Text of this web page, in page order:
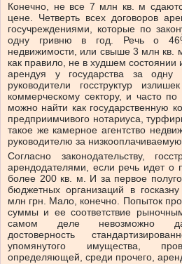
Конечно, не все 7 млн кв. м
цене. Четверть всех договоров
госучреждениями, которые по
одну гривню в год. Речь о 46%
недвижимости, или свыше 3 млн кв.
как правило, не в худшем состоянии
арендуя у государства за одну
руководители госструктур
коммерческому сектору, и часто
можно найти как государственную
предприимчивого нотариуса,
такое же камерное агентство
руководителю за
Согласно законодательству,
арендодателями, если речь идет
более 200 кв. м. И за первое
бюджетных организаций в
млн грн. Мало, конечно. Попыток
суммы и ее соответствие
самом деле невозможно
достоверность
упомянутого имущества,
определяющей, среди прочего,